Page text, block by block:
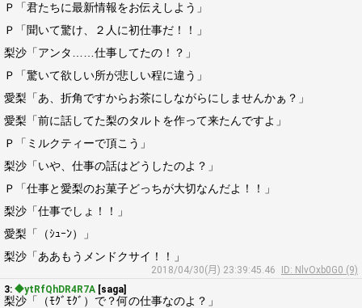
Ｐ「君たちに最新情報をお伝えしよう」
Ｐ「聞いて驚け、２人に初仕事だ！！」
梨沙「アンタ……仕事してたの！？」
Ｐ「驚いて欲しい所が悲しい程に違う」
愛梨「あ、折角ですからお茶にしながらにしませんかぁ？」
愛梨「前に話してた梨のタルトを作って来たんですよ」
Ｐ「ミルクティーで頂こう」
梨沙「いや、仕事の話はどうしたのよ？」
Ｐ「仕事と愛梨のお菓子どっちが大切なんだよ！！」
梨沙「仕事でしょ！！」
愛梨「（ｼｭｰﾝ）」
梨沙「ああもうメンドクサイ！！」
2018/04/30(月) 23:39:45.46
ID: NlvOxb0G0 (9)
3: ◆ytRfQhDR4R7A [saga]
梨沙「（ﾓｸﾞﾓｸﾞ）で？何の仕事なのよ？」